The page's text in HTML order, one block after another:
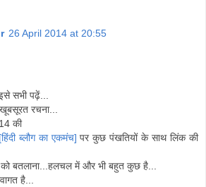
26 April 2014 at 20:55
सभी पढ़ें...
रचना...
की
ब्लौग का एकमंच] पर कुछ पंखतियों के साथ लिंक की
बतलाना...हलचल में और भी बहुत कुछ है...
है...